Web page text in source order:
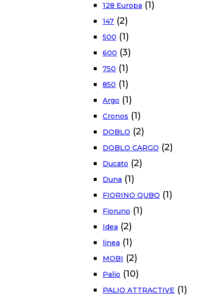
128 Europa (1)
147 (2)
500 (1)
600 (3)
750 (1)
850 (1)
Argo (1)
Cronos (1)
DOBLO (2)
DOBLO CARGO (2)
Ducato (2)
Duna (1)
FIORINO QUBO (1)
Fioruno (1)
Idea (2)
linea (1)
MOBI (2)
Palio (10)
PALIO ATTRACTIVE (1)